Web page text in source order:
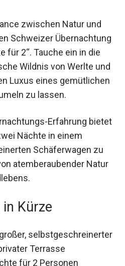
zwischen Natur und
Schweizer
in Werlte für 2“.
und idyllische
genieße gleichzeitig den
Betts, um die Seele
Erfahrung
zwei Nächte in einem
Schäferwagen zu
atemberaubender
Kürze
Schäferwagen mit